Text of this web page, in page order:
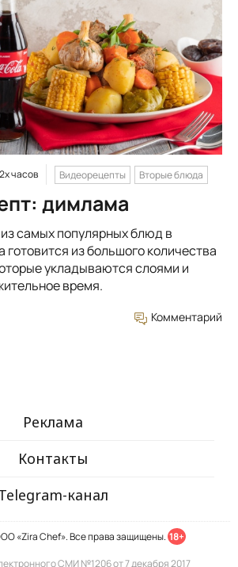
часов Видеорецепты Вторые блюда
димлама
самых популярных блюд в
готовится из большого количества
укладываются слоями и
время.
Комментарий
Реклама
Контакты
канал
«Zira Chef». Все права защищены. 18+
СМИ №1206 от 7 декабря 2017